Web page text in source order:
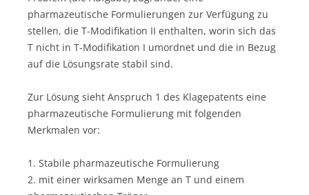
pharmazeutische Formulierungen zur Verfügung zu
stellen, die T-Modifikation II enthalten, worin sich das
T nicht in T-Modifikation I umordnet und die in Bezug
auf die Lösungsrate stabil sind.
Zur Lösung sieht Anspruch 1 des Klagepatents eine
pharmazeutische Formulierung mit folgenden
Merkmalen vor:
1. Stabile pharmazeutische Formulierung
2. mit einer wirksamen Menge an T und einem